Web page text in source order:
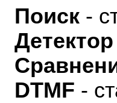
Поиск -
DTMF -